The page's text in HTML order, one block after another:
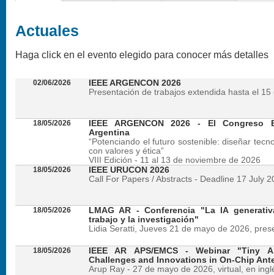
Actuales
Haga click en el evento elegido para conocer más detalles
02/06/2026
IEEE ARGENCON 2026
Presentación de trabajos extendida hasta el 15
18/05/2026
IEEE ARGENCON 2026 - El
Argentina
“Potenciando el futuro sostenible: diseñar
con valores y ética”
VIII Edición - 11 al 13 de noviembre de 2026
18/05/2026
IEEE URUCON 2026
Call For Papers / Abstracts - Deadline 17 July
18/05/2026
LMAG AR - Conferencia "La IA
trabajo y la investigación"
Lidia Seratti, Jueves 21 de mayo de 2026,
18/05/2026
IEEE AR APS/EMCS - Webinar "Tiny
Challenges and Innovations in On-Chip
Arup Ray - 27 de mayo de 2026, virtual, en